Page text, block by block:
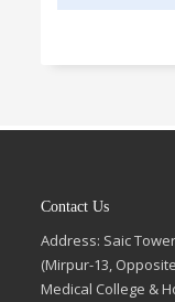
Contact Us
Address: Saic
(Mirpur-13,
Medical College &